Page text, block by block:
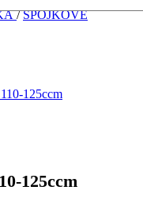
/ SPOJKOVÉ
125ccm